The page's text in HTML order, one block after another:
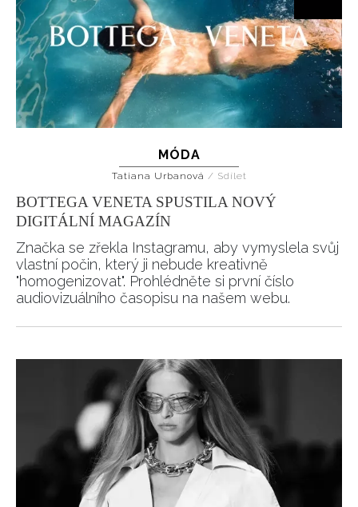
MÓDA
Tatiana Urbanová / Sdílet
BOTTEGA VENETA SPUSTILA NOVÝ
DIGITÁLNÍ MAGAZÍN
Značka se zřekla Instagramu, aby vymyslela svůj
vlastní počin, který ji nebude kreativně
"homogenizovat". Prohlédněte si první číslo
audiovizuálního časopisu na našem webu.